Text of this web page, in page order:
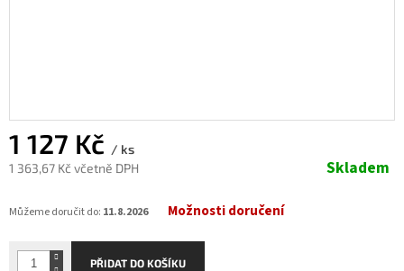
1 127 Kč / ks
1 363,67 Kč včetně DPH
cena:
Skladem
Můžeme doručit do: 11.8.2026 Možnosti doručení
PŘIDAT DO KOŠÍKU